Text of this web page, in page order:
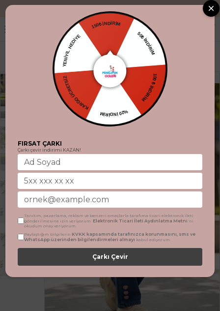
"Aynı gün
150₺ İNDİRİM
50₺ İNDİRİM
100 ₺ İNDİRİM
%20 İNDİRİM
KARGO ÜCRETSİZ
YENİYIL HEDİYE
FIRSAT ÇARKI
Çarkı çevir indirimi KAZAN!
Tanıtım, pazarlama, reklam ve benzeri amaçlarla tarafıma ticari elektronik ileti
gönderilmesine izin veriyorum. Elektronik Ticari İleti Aydınlatma Metni 'ni
okudum onay veriyorum.
Paylaştığım bilgilerin KVKK kapsamında tarafınızca korunmasını, sms ve
WhatsApp üzerinden bilgilendirmeleri almayı kabul ediyorum.
Çarkı Çevir